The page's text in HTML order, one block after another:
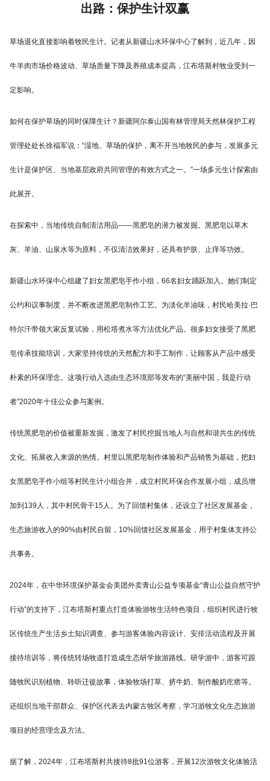
出路：保护生计双赢
草场退化直接影响着牧民生计。记者从新疆山水环保中心了解到，近几年，因
牛羊肉市场价格波动、草场质量下降及养殖成本提高，江布塔斯村牧业受到一
定影响。
如何在保护草场的同时保障生计？新疆阿尔泰山国有林管理局天然林保护工程
管理处处长徐福军说：“湿地、草场的保护，离不开当地牧民的参与，发展多元
生计是保护区、当地基层政府共同管理的有效方式之一。”一场多元生计探索由
此展开。
在探索中，当地传统自制清洁用品——黑肥皂的潜力被发掘。黑肥皂以草木
灰、羊油、山泉水等为原料，不仅清洁效果好，还具有护肤、止痒等功效。
新疆山水环保中心组建了妇女黑肥皂手作小组，66名妇女踊跃加入。她们制定
公约和议事制度，并不断改进黑肥皂制作工艺。为淡化羊油味，村民哈美拉·巴
特尔汗带领大家反复试验，用松塔煮水等方法优化产品。很多妇女接受了黑肥
皂传承技能培训，大家坚持传统的天然配方和手工制作，让顾客从产品中感受
朴素的环保理念。这项行动入选由生态环境部等发布的“美丽中国，我是行动
者”2020年十佳公众参与案例。
传统黑肥皂的价值被重新发掘，激发了村民挖掘当地人与自然和谐共生的传统
文化、拓展收入来源的热情。村里以黑肥皂制作体验和产品销售为基础，把妇
女黑肥皂手作小组等村民生计小组合并，成立村民环保合作发展小组，成员增
加到139人，其中村民骨干15人。为了回馈村集体，还设立了社区发展基金，
生态旅游收入的90%由村民自留，10%回馈社区发展基金，用于村集体支持公
共事务。
2024年，在中华环境保护基金会美团外卖青山公益专项基金“青山公益自然守护
行动”的支持下，江布塔斯村重点打造体验游牧生活特色项目，组织村民进行牧
区传统生产生活乡土知识调查、参与游客体验内容设计、安排活动流程及开展
接待培训等，将传统转场牧道打造成生态研学旅游路线。研学游中，游客可跟
随牧民识别植物、聆听迁徙故事，体验牧场打草、挤牛奶、制作酸奶疙瘩等。
还组织当地干部群众、保护区代表去内蒙古牧区考察，学习游牧文化生态旅游
项目的经营理念及方法。
据了解，2024年，江布塔斯村共接待8批91位游客，开展12次游牧文化体验活